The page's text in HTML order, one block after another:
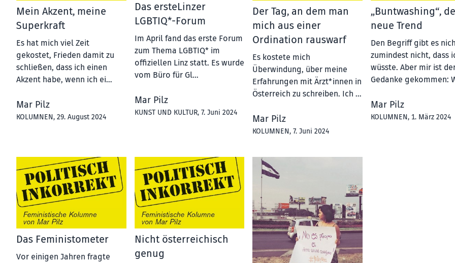
Mein Akzent, meine
Superkraft
Es hat mich viel Zeit
gekostet, Frieden damit zu
schließen, dass ich einen
Akzent habe, wenn ich ei…
Mar Pilz
KOLUMNEN, 29. August 2024
Das ersteLinzer
LGBTIQ*-Forum
Im April fand das erste Forum
zum Thema LGBTIQ* im
offiziellen Linz statt. Es wurde
vom Büro für Gl…
Mar Pilz
KUNST UND KULTUR, 7. Juni 2024
Der Tag, an dem man
mich aus einer
Ordination rauswarf
Es kostete mich
Überwindung, über meine
Erfahrungen mit Ärzt*innen in
Österreich zu schreiben. Ich …
Mar Pilz
KOLUMNEN, 7. Juni 2024
„Buntwashing“,
neue Trend
Den Begriff gibt es
zumindest nicht, dass
wüsste. Aber mir ist
Gedanke gekommen:
Mar Pilz
KOLUMNEN, 1. März 2024
Das Feministometer
Vor einigen Jahren fragte
Nicht österreichisch
genug